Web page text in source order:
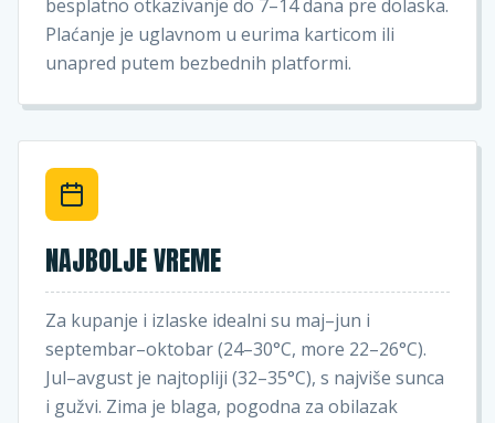
besplatno otkazivanje do 7–14 dana pre dolaska.
Plaćanje je uglavnom u eurima karticom ili
unapred putem bezbednih platformi.
NAJBOLJE VREME
Za kupanje i izlaske idealni su maj–jun i
septembar–oktobar (24–30°C, more 22–26°C).
Jul–avgust je najtopliji (32–35°C), s najviše sunca
i gužvi. Zima je blaga, pogodna za obilazak